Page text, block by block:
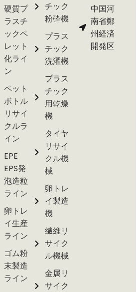
硬質プ
ラスチ
ックペ
レット
化ライ
ン
ペット
ボトル
リサイ
クルラ
イン
EPE
EPS発
泡造粒
ライン
卵トレ
イ生産
ライン
ゴム粉
末製造
ライン
チック
粉砕機
プラス
チック
洗濯機
プラス
チック
用乾燥
機
タイヤ
リサイ
クル機
械
卵トレ
イ製造
機
繊維リ
サイク
ル機械
金属リ
サイク
中国河
南省鄭
州経済
開発区